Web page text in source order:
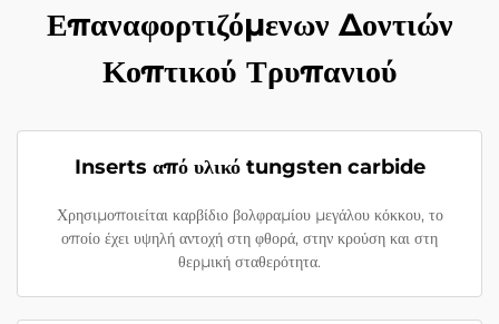
Επαναφορτιζόμενων Δοντιών
Κοπτικού Τρυπανιού
Inserts από υλικό tungsten carbide
Χρησιμοποιείται καρβίδιο βολφραμίου μεγάλου κόκκου, το
οποίο έχει υψηλή αντοχή στη φθορά, στην κρούση και στη
θερμική σταθερότητα.